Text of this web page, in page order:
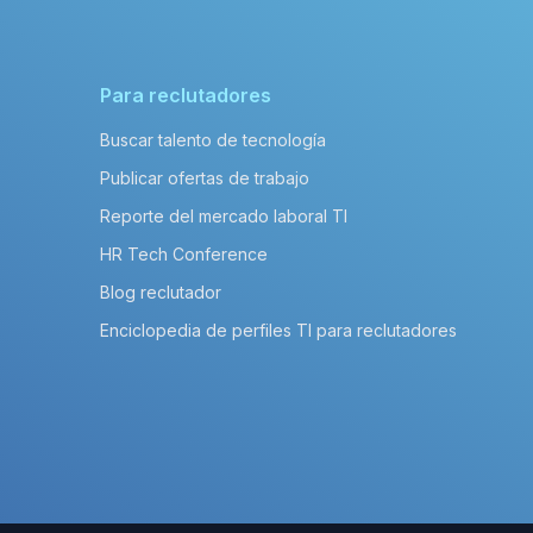
Para reclutadores
Buscar talento de tecnología
Publicar ofertas de trabajo
Reporte del mercado laboral TI
HR Tech Conference
Blog reclutador
Enciclopedia de perfiles TI para reclutadores